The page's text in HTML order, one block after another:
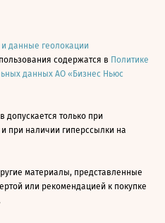
и данные геолокации
содержатся в Политике
данных АО «Бизнес Ньюс
только при
и при наличии гиперссылки на
материалы, представленные
или рекомендацией к покупке